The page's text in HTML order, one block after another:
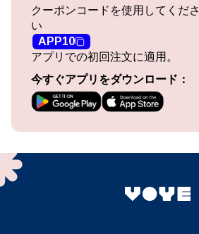
クーポンコードを使用してくださ
い
APP10
アプリでの初回注文に適用。
今すぐアプリをダウンロード：